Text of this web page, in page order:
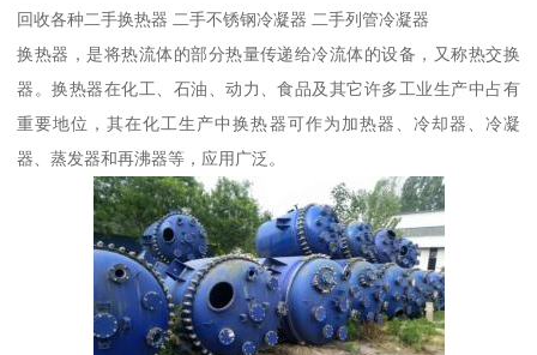
回收各种二手换热器 二手不锈钢冷凝器 二手列管冷凝器
换热器，是将热流体的部分热量传递给冷流体的设备，又称热交换
器。换热器在化工、石油、动力、食品及其它许多工业生产中占有
重要地位，其在化工生产中换热器可作为加热器、冷却器、冷凝
器、蒸发器和再沸器等，应用广泛。